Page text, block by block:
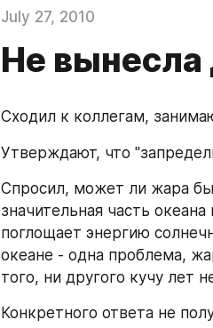
July 27, 2010
Не вынесла
Сходил к коллегам,
Утверждают, что
Спросил, может ли жара
значительная часть
поглощает энергию
океане - одна проблема,
того, ни другого кучу лет
Конкретного ответа не